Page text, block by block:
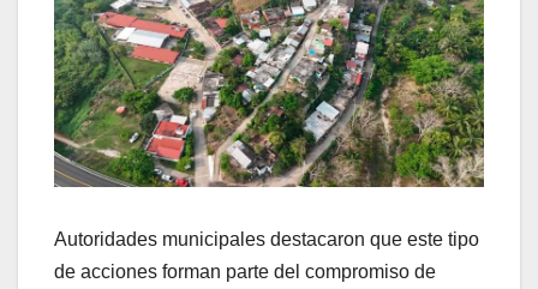
Autoridades municipales destacaron que este tipo
de acciones forman parte del compromiso de